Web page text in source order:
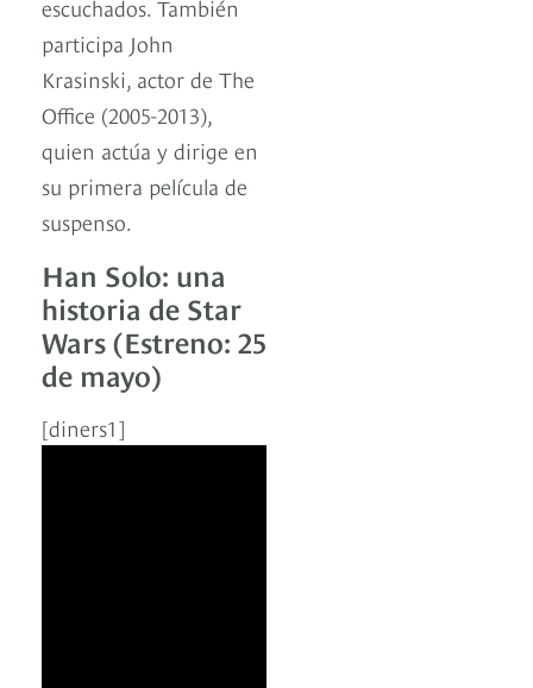
escuchados. También
participa John
Krasinski, actor de The
Office (2005-2013),
quien actúa y dirige en
su primera película de
suspenso.
Han Solo: una
historia de Star
Wars (Estreno: 25
de mayo)
[diners1]